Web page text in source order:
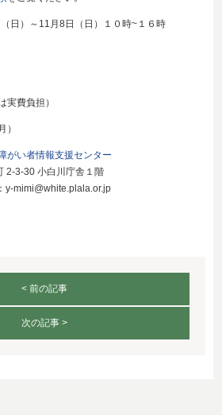
日）～11月8日（日）１０時~１６時
実費負担）
）
がい者情報支援センター
2-3-30 小白川庁舎１階
y-mimi@white.plala.or.jp
< 前の記事
次の記事 >